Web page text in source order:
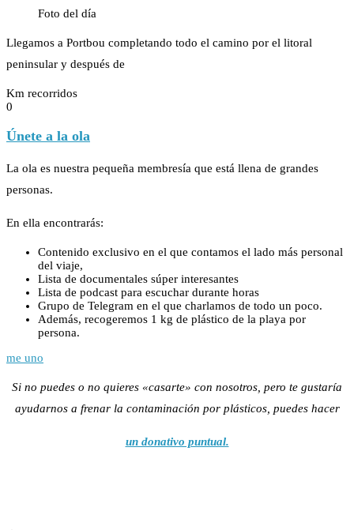
Foto del día
Llegamos a Portbou completando todo el camino por el litoral
peninsular y después de
Km recorridos
0
Únete a la ola
La ola es nuestra pequeña membresía que está llena de grandes
personas.
En ella encontrarás:
Contenido exclusivo en el que contamos el lado más personal
del viaje,
Lista de documentales súper interesantes
Lista de podcast para escuchar durante horas
Grupo de Telegram en el que charlamos de todo un poco.
Además, recogeremos 1 kg de plástico de la playa por
persona.
me uno
Si no puedes o no quieres «casarte» con nosotros, pero te gustaría
ayudarnos a frenar la contaminación por plásticos, puedes hacer
un donativo puntual.